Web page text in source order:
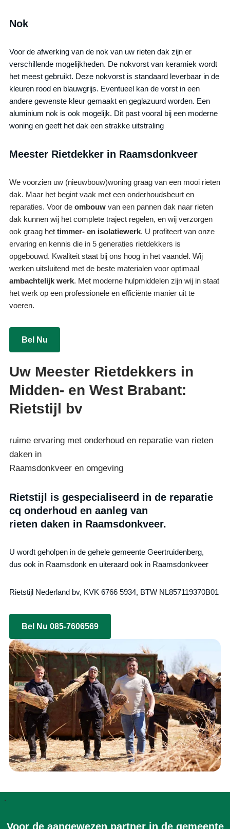
Nok
Voor de afwerking van de nok van uw rieten dak zijn er
verschillende mogelijkheden. De nokvorst van keramiek wordt
het meest gebruikt. Deze nokvorst is standaard leverbaar in de
kleuren rood en blauwgrijs. Eventueel kan de vorst in een
andere gewenste kleur gemaakt en geglazuurd worden. Een
aluminium nok is ook mogelijk. Dit past vooral bij een moderne
woning en geeft het dak een strakke uitstraling
Meester Rietdekker in Raamsdonkveer
We voorzien uw (nieuwbouw)woning graag van een mooi rieten
dak. Maar het begint vaak met een onderhoudsbeurt en
reparaties. Voor deombouw van een pannen dak naar rieten
dak kunnen wij het complete traject regelen, en wij verzorgen
ook graag hettimmer- en isolatiewerk. U profiteert van onze
ervaring en kennis die in 5 generaties rietdekkers is
opgebouwd. Kwaliteit staat bij ons hoog in het vaandel. Wij
werken uitsluitend met de beste materialen voor optimaal
ambachtelijk werk. Met moderne hulpmiddelen zijn wij in staat
het werk op een professionele en efficiënte manier uit te
voeren.
Bel Nu
Uw Meester Rietdekkers in
Midden- en West Brabant:
Rietstijl bv
ruime ervaring met onderhoud en reparatie van rieten
daken in
Raamsdonkveer en omgeving
Rietstijl is gespecialiseerd in de reparatie
cq onderhoud en aanleg van
rieten daken in Raamsdonkveer.
U wordt geholpen in de gehele gemeente Geertruidenberg,
dus ook in Raamsdonk en uiteraard ook in Raamsdonkveer
Rietstijl Nederland bv, KVK 6766 5934, BTW NL857119370B01
Bel Nu 085-7606569
.
Voor de aangewezen partner in de gemeente